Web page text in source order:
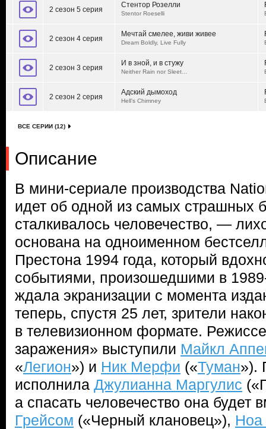
2 сезон 5 серия
Стентор Розелли
Stentor Roeselli
2 сезон 4 серия
Мечтай смелее, живи живее
Dream Boldly, Live Fully
2 сезон 3 серия
И в зной, и в стужу
Neither Rain nor Sleet…
2 сезон 2 серия
Адский дымоход
Hell’s Chimney
ВСЕ СЕРИИ (12)
Описание
В мини-сериале производства
идет об одной из самых страшных
сталкивалось человечество, —
основана на одноименном
Престона 1994 года, который
событиями, произошедшими в
ждала экранизации с момента
теперь, спустя 25 лет, зрители
в телевизионном формате.
заражения» выступили Майкл
«Легион») и Ник Мерфи («Туман»).
исполнила Джулианна Маргулис
а спасать человечество она будет
Грейсом («Черный клановец»),